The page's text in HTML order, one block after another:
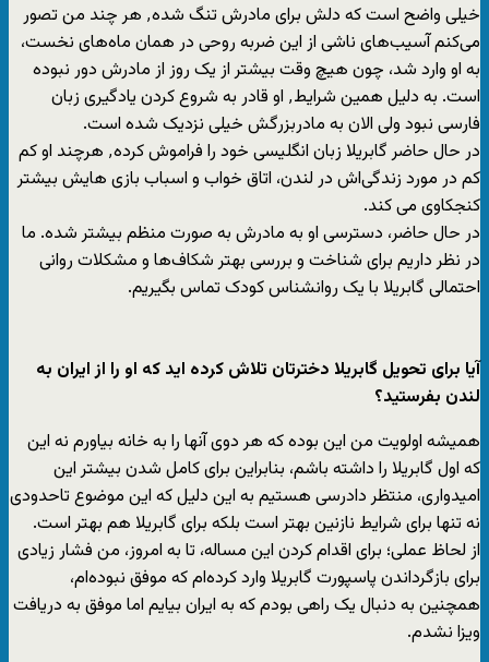
خیلی واضح است که دلش برای مادرش تنگ شده٬ هر چند من تصور
می‌کنم آسیب‌های ناشی از این ضربه روحی در همان ماه‌های نخست،
به او وارد شد، چون هیچ وقت بیشتر از یک روز از مادرش دور نبوده
است. به دلیل همین شرایط٬ او قادر به شروع کردن یادگیری زبان
فارسی نبود ولی الان به مادربزرگش خیلی نزدیک شده است.
در حال حاضر گابریلا زبان انگلیسی خود را فراموش کرده٬ هرچند او کم
کم در مورد زندگی‌اش در لندن، اتاق خواب و اسباب بازی هایش بیشتر
کنجکاوی می کند.
در حال حاضر، دسترسی او به مادرش به صورت منظم بیشتر شده. ما
در نظر داریم برای شناخت و بررسی بهتر شکاف‌ها و مشکلات روانی
احتمالی گابریلا با یک روانشناس کودک تماس بگیریم.
آیا برای تحویل گابریلا دخترتان تلاش کرده اید که او را از ایران به
لندن بفرستید؟
همیشه اولویت من این بوده که هر دوی آنها را به خانه بیاورم نه این
که اول گابریلا را داشته باشم، بنابراین برای کامل شدن بیشتر این
امیدواری، منتظر دادرسی هستیم به این دلیل که این موضوع تاحدودی
نه تنها برای شرایط نازنین بهتر است بلکه برای گابریلا هم بهتر است.
از لحاظ عملی؛ برای اقدام کردن این مساله، تا به امروز، من فشار زیادی
برای بازگرداندن پاسپورت گابریلا وارد کرده‌ام که موفق نبوده‌ام،
همچنین به دنبال یک راهی بودم که به ایران بیایم اما موفق به دریافت
ویزا نشدم.